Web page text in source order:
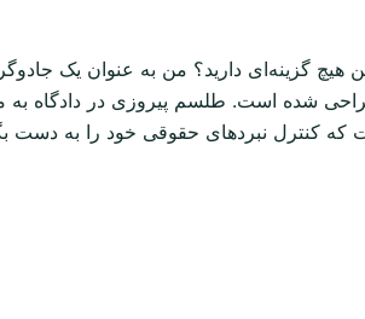
گزینه‌ای دارید؟ من به عنوان یک جادوگر
شده است. طلسم پیروزی در دادگاه
کنترل نبردهای حقوقی خود را به دست